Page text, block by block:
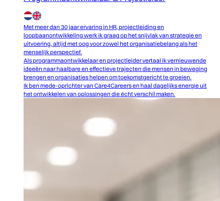
Met meer dan 30 jaar ervaring in HR, projectleiding en
loopbaanontwikkeling werk ik graag op het snijvlak van strategie en
uitvoering, altijd met oog voor zowel het organisatiebelang als het
menselijk perspectief.
Als programmaontwikkelaar en projectleider vertaal ik vernieuwende
ideeën naar haalbare en effectieve trajecten die mensen in beweging
brengen en organisaties helpen om toekomstgericht te groeien.
Ik ben mede-oprichter van Care4Careers en haal dagelijks energie uit
het ontwikkelen van oplossingen die écht verschil maken.